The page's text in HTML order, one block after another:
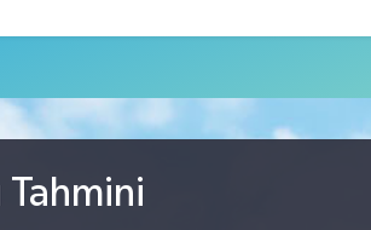
Tahmini